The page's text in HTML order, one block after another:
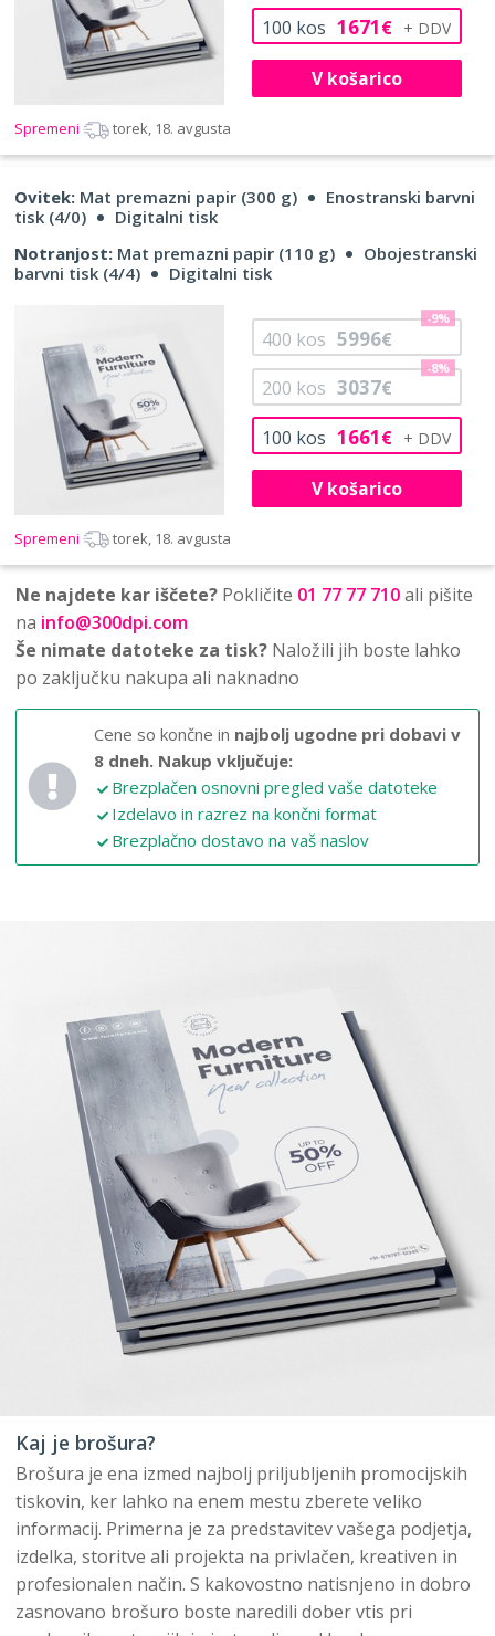
100 kos 1671€
V košarico
Spremeni torek, 18. avgusta
Ovitek: Mat premazni papir (300 g)
Enostranski barvni
tisk (4/0)
Digitalni tisk
Notranjost: Mat premazni papir (110 g)
Obojestranski
barvni tisk (4/4)
Digitalni tisk
100 kos 1661€
200 kos 3037€
-8%
400 kos 5996€
-9%
V košarico
Spremeni torek, 18. avgusta
Ne najdete kar iščete? Pokličite 01 77 77 710ali pišite
na info@300dpi.com
Še nimate datoteke za tisk? Naložili jih boste lahko
po zaključku nakupa ali naknadno
Cene so končne in najbolj ugodne pri dobavi v
8 dneh. Nakup vključuje:
Brezplačen osnovni pregled vaše datoteke
Izdelavo in razrez na končni format
Brezplačno dostavo na vaš naslov
Kaj je brošura?
Brošura je ena izmed najbolj priljubljenih promocijskih
tiskovin, ker lahko na enem mestu zberete veliko
informacij. Primerna je za predstavitev vašega podjetja,
izdelka, storitve ali projekta na privlačen, kreativen in
profesionalen način. S kakovostno natisnjeno in dobro
zasnovano brošuro boste naredili dober vtis pri